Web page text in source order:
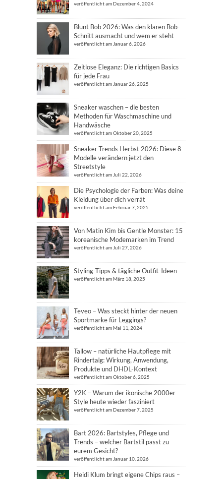
veröffentlicht am Dezember 4, 2024
Blunt Bob 2026: Was den klaren Bob-
Schnitt ausmacht und wem er steht
veröffentlicht am Januar 6, 2026
Zeitlose Eleganz: Die richtigen Basics
für jede Frau
veröffentlicht am Januar 26, 2025
Sneaker waschen – die besten
Methoden für Waschmaschine und
Handwäsche
veröffentlicht am Oktober 20, 2025
Sneaker Trends Herbst 2026: Diese 8
Modelle verändern jetzt den
Streetstyle
veröffentlicht am Juli 22, 2026
Die Psychologie der Farben: Was deine
Kleidung über dich verrät
veröffentlicht am Februar 7, 2025
Von Matin Kim bis Gentle Monster: 15
koreanische Modemarken im Trend
veröffentlicht am Juli 27, 2026
Styling-Tipps & tägliche Outfit-Ideen
veröffentlicht am März 18, 2025
Teveo – Was steckt hinter der neuen
Sportmarke für Leggings?
veröffentlicht am Mai 11, 2024
Tallow – natürliche Hautpflege mit
Rindertalg: Wirkung, Anwendung,
Produkte und DHDL-Kontext
veröffentlicht am Oktober 6, 2025
Y2K – Warum der ikonische 2000er
Style heute wieder fasziniert
veröffentlicht am Dezember 7, 2025
Bart 2026: Bartstyles, Pflege und
Trends – welcher Bartstil passt zu
eurem Gesicht?
veröffentlicht am Januar 10, 2026
Heidi Klum bringt eigene Chips raus –